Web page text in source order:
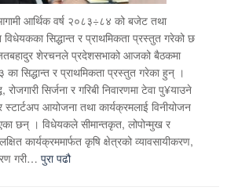
आर्थिक वर्ष २०८३÷८४ को बजेट तथा
विधेयकका सिद्धान्त र प्राथमिकता प्रस्तुत गरेको छ
जितबहादुर शेरचनले प्रदेशसभाको आजको बैठकमा
सिद्धान्त र प्राथमिकता प्रस्तुत गरेका हुन् ।
रोजगारी सिर्जना र गरिबी निवारणमा टेवा पु¥याउने
स्टार्टअप आयोजना तथा कार्यक्रमलाई विनीयोजन
छन् । विधेयकले सीमान्तकृत, लोपोन्मुख र
कार्यक्रममार्फत कृषि क्षेत्रको व्यावसायीकरण,
गरी… पुरा पढौ